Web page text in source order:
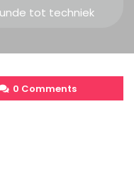
tot techniek
0 Comments